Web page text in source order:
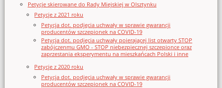
Petycje skierowane do Rady Miejskiej w Olsztynku
Petycje z 2021 roku
Petycja dot. podjęcia uchwały w sprawie gwarancji
producentów szczepionek na COVID-19
Petycja dot. podjęcia uchwały poierającej list otwarty STOP
zabójczenmu GMO - STOP niebezpiecznej szczepionce oraz
zaprzestania eksperymentu na mieszkańcach Polski i inne
Petycje z 2020 roku
Petycja dot. podjęcia uchwały w sprawie gwarancji
producentów szczepionek na COVID-19